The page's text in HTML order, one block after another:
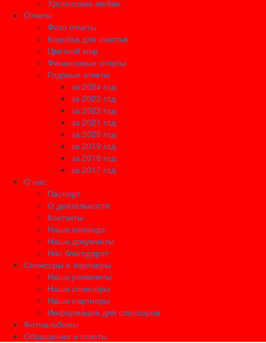
Хромосома любви
Отчеты
Фото отчеты
Коробка для счастья
Цветной мир
Финансовые отчеты
Годовые отчеты
за 2024 год
за 2023 год
за 2022 год
за 2021 год
за 2020 год
за 2019 год
за 2018 год
за 2017 год
О нас
Паспорт
О деятельности
Контакты
Наша команда
Наши документы
Нас благодарят
Спонсоры и партнеры
Наши реквизиты
Наши спонсоры
Наши партнеры
Информация для спонсоров
Фотоальбомы
Обращения и ответы